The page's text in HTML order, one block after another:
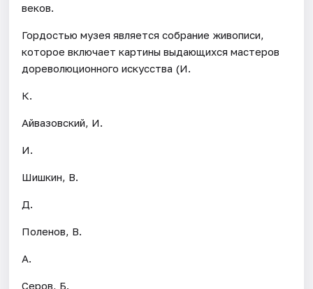
веков.
Гордостью музея является собрание живописи,
которое включает картины выдающихся мастеров
дореволюционного искусства (И.
К.
Айвазовский, И.
И.
Шишкин, В.
Д.
Поленов, В.
А.
Серов, Б.